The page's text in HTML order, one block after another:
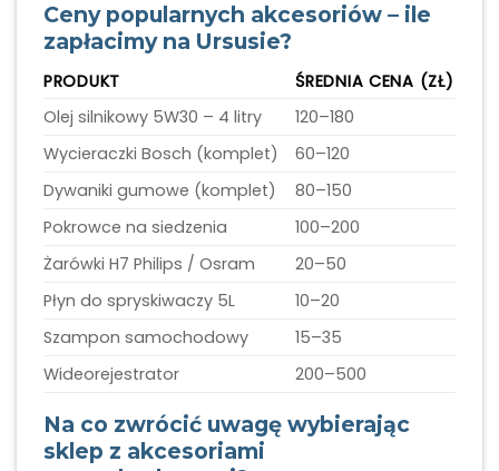
Ceny popularnych akcesoriów – ile
zapłacimy na Ursusie?
PRODUKT
ŚREDNIA CENA (ZŁ)
Olej silnikowy 5W30 – 4 litry
120–180
Wycieraczki Bosch (komplet)
60–120
Dywaniki gumowe (komplet)
80–150
Pokrowce na siedzenia
100–200
Żarówki H7 Philips / Osram
20–50
Płyn do spryskiwaczy 5L
10–20
Szampon samochodowy
15–35
Wideorejestrator
200–500
Na co zwrócić uwagę wybierając
sklep z akcesoriami